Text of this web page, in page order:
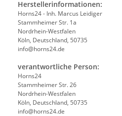
Herstellerinformationen:
Horns24 - Inh. Marcus Leidiger
Stammheimer Str. 1a
Nordrhein-Westfalen
Köln, Deutschland, 50735
info@horns24.de
verantwortliche Person:
Horns24
Stammheimer Str. 26
Nordrhein-Westfalen
Köln, Deutschland, 50735
info@horns24.de